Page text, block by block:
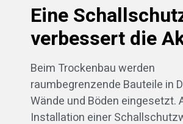
Eine
verbessert die
Beim Trockenbau werden
raumbegrenzende Bauteile in
Wände und Böden eingesetzt.
Installation einer